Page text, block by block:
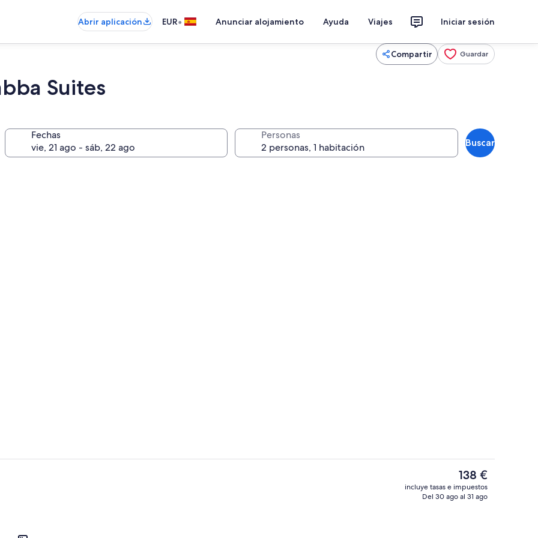
Abrir aplicación EUR• Anunciar alojamiento Ayuda Viajes Iniciar sesión
Compartir Guardar
Suites
Fechas Personas
Buscar
Vistas desde la habitación
El
precio
actual
138 €
incluye tasas e impuestos
Del 30 ago al 31 ago